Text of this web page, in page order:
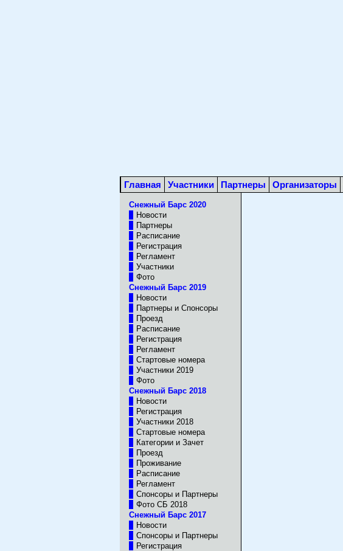
Главная Участники Партнеры Организаторы
Снежный Барс 2020
Новости
Партнеры
Расписание
Регистрация
Регламент
Участники
Фото
Снежный Барс 2019
Новости
Партнеры и Спонсоры
Проезд
Расписание
Регистрация
Регламент
Стартовые номера
Участники 2019
Фото
Снежный Барс 2018
Новости
Регистрация
Участники 2018
Стартовые номера
Категории и Зачет
Проезд
Проживание
Расписание
Регламент
Спонсоры и Партнеры
Фото CБ 2018
Снежный Барс 2017
Новости
Спонсоры и Партнеры
Регистрация